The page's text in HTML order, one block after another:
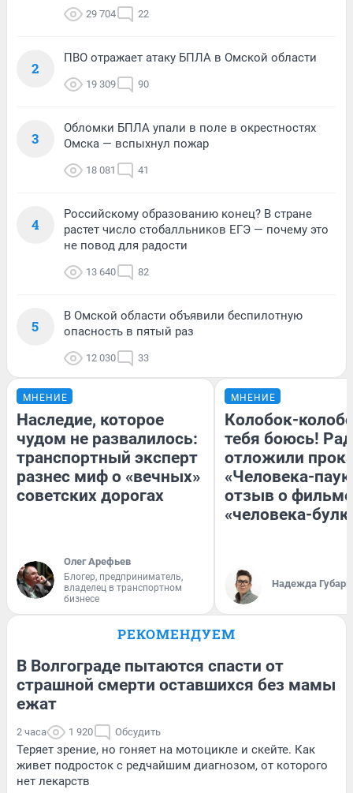
29 704 22
2
ПВО отражает атаку БПЛА в Омской области
19 309 90
3
Обломки БПЛА упали в поле в окрестностях
Омска — вспыхнул пожар
18 081 41
4
Российскому образованию конец? В стране
растет число стобалльников ЕГЭ — почему это
не повод для радости
13 640 82
5
В Омской области объявили беспилотную
опасность в пятый раз
12 030 33
МНЕНИЕ
Наследие, которое
чудом не развалилось:
транспортный эксперт
разнес миф о «вечных»
советских дорогах
Олег Арефьев
Блогер, предприниматель,
владелец в транспортном
бизнесе
МНЕНИЕ
Колобок-
тебя боюсь!
отложили
«Человека-
отзыв о
«человека-
Надежда Губарь
РЕКОМЕНДУЕМ
В Волгограде пытаются спасти от
страшной смерти оставшихся без мамы
ежат
2 часа 1 920 Обсудить
Теряет зрение, но гоняет на мотоцикле и скейте. Как
живет подросток с редчайшим диагнозом, от которого
нет лекарств